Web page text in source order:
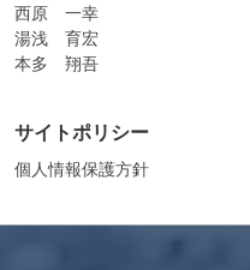
西原 一幸
湯浅 育宏
本多 翔吾
サイトポリシー
個人情報保護方針